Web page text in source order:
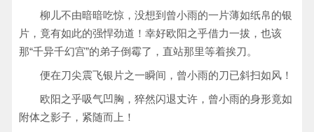
柳儿不由暗暗吃惊，没想到曾小雨的一片薄如纸帛的银
片，竟有如此的强悍劲道！幸好欧阳之乎借力一拔，也该
那“千异千幻宫”的弟子倒霉了，直站那里等着挨刀。
便在刀尖震飞银片之一瞬间，曾小雨的刀已斜扫如风！
欧阳之乎吸气凹胸，猝然闪退丈许，曾小雨的身形竟如
附体之影子，紧随而上！